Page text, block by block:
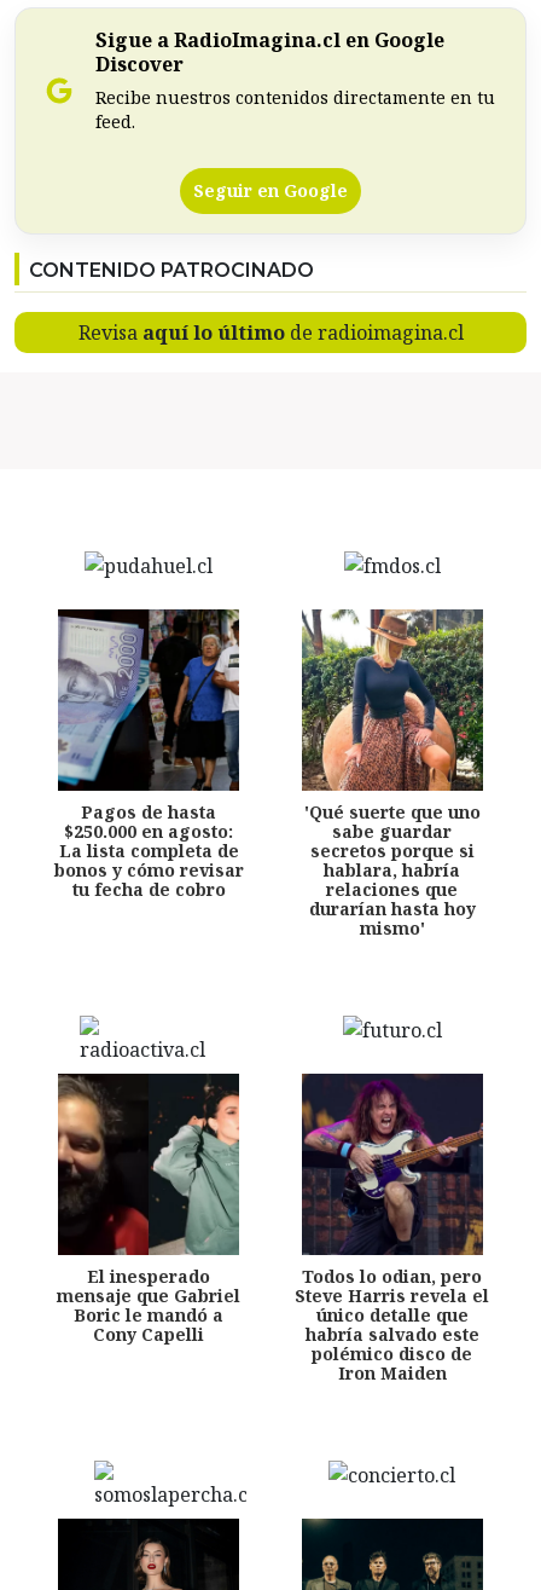
Sigue a RadioImagina.cl en Google
Discover
Recibe nuestros contenidos directamente en tu
feed.
Seguir en Google
CONTENIDO PATROCINADO
Revisa aquí lo últimode radioimagina.cl
Pagos de hasta
$250.000 en agosto:
La lista completa de
bonos y cómo revisar
tu fecha de cobro
'Qué suerte que uno
sabe guardar
secretos porque si
hablara, habría
relaciones que
durarían hasta hoy
mismo'
El inesperado
mensaje que Gabriel
Boric le mandó a
Cony Capelli
Todos lo odian, pero
Steve Harris revela el
único detalle que
habría salvado este
polémico disco de
Iron Maiden